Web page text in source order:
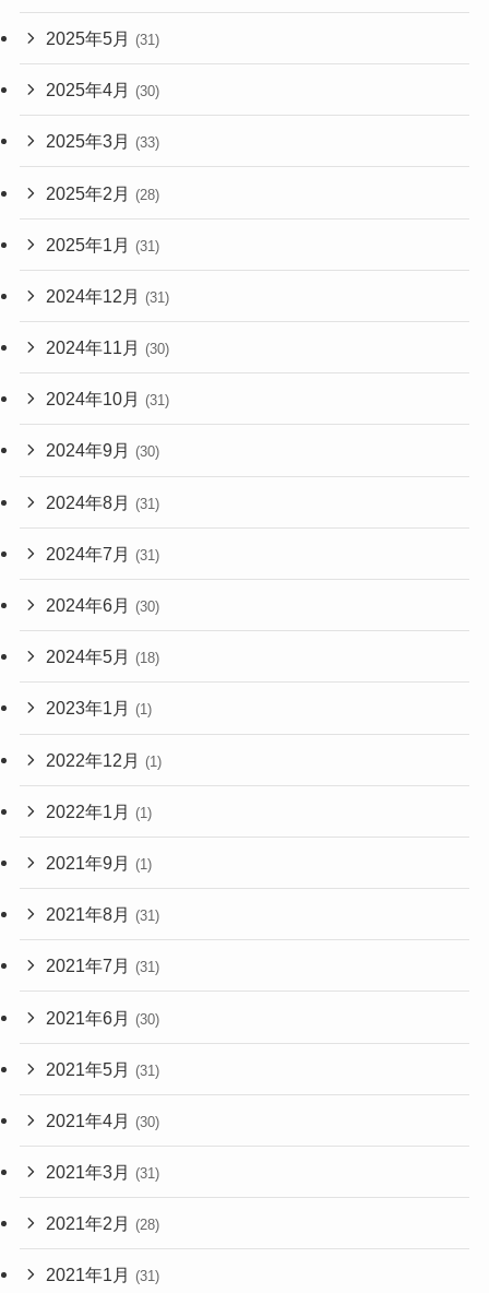
2025年5月 (31)
2025年4月 (30)
2025年3月 (33)
2025年2月 (28)
2025年1月 (31)
2024年12月 (31)
2024年11月 (30)
2024年10月 (31)
2024年9月 (30)
2024年8月 (31)
2024年7月 (31)
2024年6月 (30)
2024年5月 (18)
2023年1月 (1)
2022年12月 (1)
2022年1月 (1)
2021年9月 (1)
2021年8月 (31)
2021年7月 (31)
2021年6月 (30)
2021年5月 (31)
2021年4月 (30)
2021年3月 (31)
2021年2月 (28)
2021年1月 (31)